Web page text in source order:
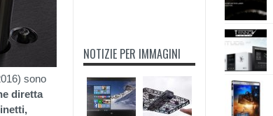
sono
diretta
NOTIZIE PER IMMAGINI